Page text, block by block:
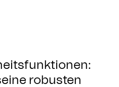
robusten